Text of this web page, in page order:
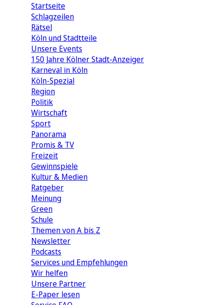
Startseite
Schlagzeilen
Rätsel
Köln und Stadtteile
Unsere Events
150 Jahre Kölner Stadt-Anzeiger
Karneval in Köln
Köln-Spezial
Region
Politik
Wirtschaft
Sport
Panorama
Promis & TV
Freizeit
Gewinnspiele
Kultur & Medien
Ratgeber
Meinung
Green
Schule
Themen von A bis Z
Newsletter
Podcasts
Services und Empfehlungen
Wir helfen
Unsere Partner
E-Paper lesen